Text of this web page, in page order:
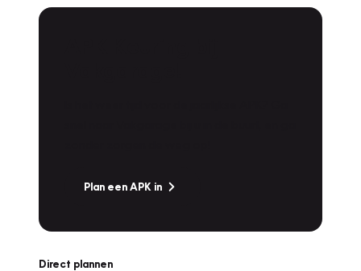
Plan een APK in
Direct plannen